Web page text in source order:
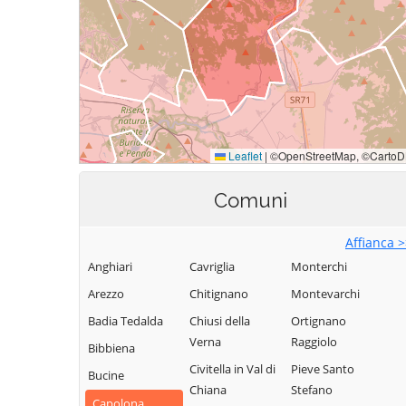
Comuni
Affianca
Anghiari
Arezzo
Badia Tedalda
Bibbiena
Bucine
Cavriglia
Chitignano
Chiusi della
Verna
Civitella in Val di
Chiana
Monterchi
Montevarchi
Ortignano
Raggiolo
Pieve Santo
Stefano